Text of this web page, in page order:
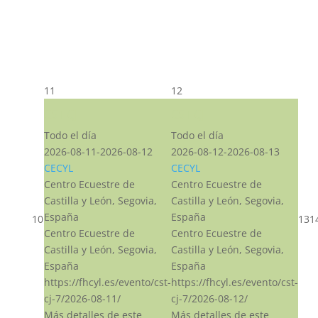
10
11
Todo el día
2026-08-11-2026-08-12
CECYL
Centro Ecuestre de
Castilla y León, Segovia,
España
Centro Ecuestre de
Castilla y León, Segovia,
España
https://fhcyl.es/evento/cst-
cj-7/2026-08-11/
Más detalles de este
12
Todo el día
2026-08-12-2026-08-13
CECYL
Centro Ecuestre de
Castilla y León, Segovia,
España
Centro Ecuestre de
Castilla y León, Segovia,
España
https://fhcyl.es/evento/cst-
cj-7/2026-08-12/
Más detalles de este
13